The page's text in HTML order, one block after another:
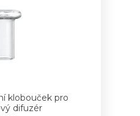
klobouček pro
difuzér